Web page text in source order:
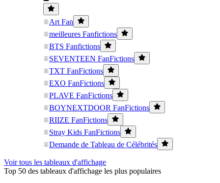
Art Fan
meilleures Fanfictions
BTS Fanfictions
SEVENTEEN FanFictions
TXT FanFictions
EXO FanFictions
PLAVE FanFictions
BOYNEXTDOOR FanFictions
RIIZE FanFictions
Stray Kids FanFictions
Demande de Tableau de Célébrités
Voir tous les tableaux d'affichage
Top 50 des tableaux d'affichage les plus populaires